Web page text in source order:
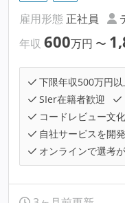
雇用形態 正社員
年収 600万円 〜
下限年収500万円以
SIer在籍者歓迎
コードレビュー文化
自社サービスを開発
オンラインで選考